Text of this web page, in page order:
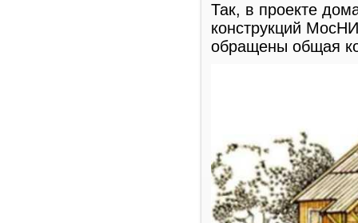
Так, в проекте
конструкций
обращены общая